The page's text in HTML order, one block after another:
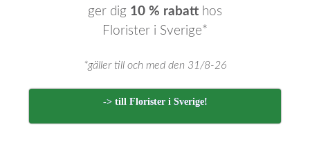
ger dig 10 % rabatt hos
Florister i Sverige*
*gäller till och med den 31/8-26
-> till Florister i Sverige!